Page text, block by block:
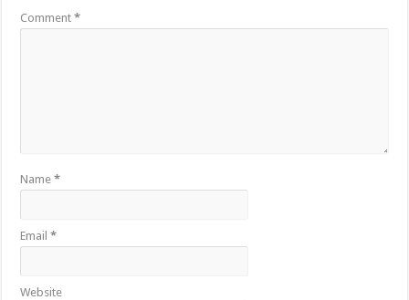
Comment*
Name*
Email*
Website